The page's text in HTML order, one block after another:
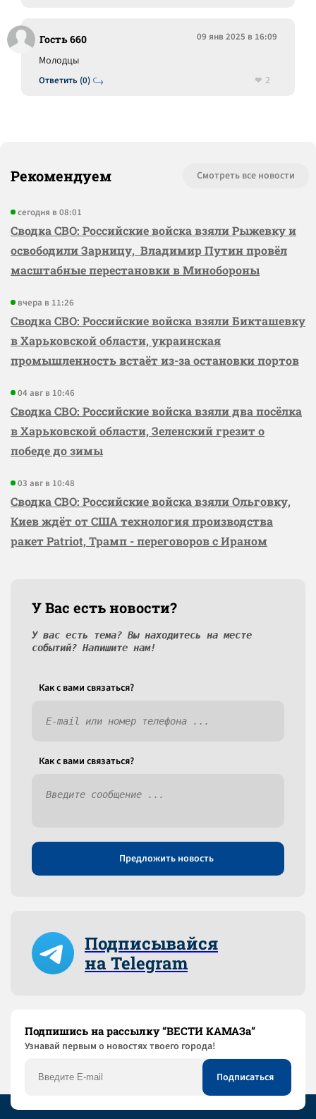
Гость 660 09 янв 2025 в 16:09
Ответить (0)
Молодцы
2
Рекомендуем Смотреть все новости
сегодня в 08:01
Сводка СВО: Российские войска взяли Рыжевку и
освободили Зарницу, Владимир Путин провёл
масштабные перестановки в Минобороны
вчера в 11:26
Сводка СВО: Российские войска взяли Бикташевку
в Харьковской области, украинская
промышленность встаёт из-за остановки портов
04 авг в 10:46
Сводка СВО: Российские войска взяли два посёлка
в Харьковской области, Зеленский грезит о
победе до зимы
03 авг в 10:48
Сводка СВО: Российские войска взяли Ольговку,
Киев ждёт от США технология производства
ракет Patriot, Трамп - переговоров с Ираном
У Вас есть новости?
У вас есть тема? Вы находитесь на месте
событий? Напишите нам!
Как c вами связаться?
Как c вами связаться?
Предложить новость
Подписывайся
на Telegram
Подпишись на рассылку “ВЕСТИ КАМАЗа”
Узнaвай первым о новостях твоего города!